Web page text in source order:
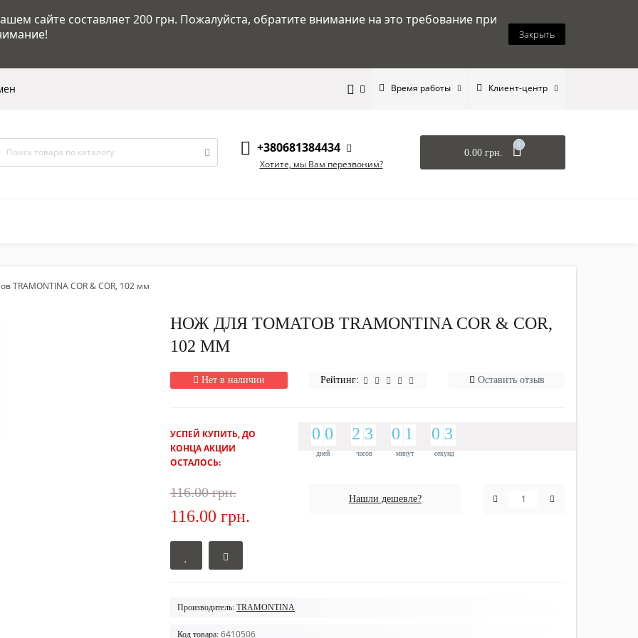
сайте составляет 200 грн. Пожалуйста, обратите внимание на это требование при
Закрыть
Время работы Клиент-центр
+380681384434
Хотите, мы Вам перезвоним?
0.00 грн.
0
TRAMONTINA COR & COR, 102 мм
НОЖ ДЛЯ ТОМАТОВ TRAMONTINA COR & COR,
102 ММ
Нет в наличии Рейтинг: Оставить отзыв
УСПЕЙ КУПИТЬ, ДО
КОНЦА АКЦИИ
ОСТАЛОСЬ:
дней
9
9
0
0 9
9
0
0
часов
1
1
2
2 2
2
3
3
минут
9
9
0
0 1
1
1
1
секунд
9
9
0
0 3
3
2
2
116.00 грн.
116.00 грн.
Нашли дешевле?
Производитель: TRAMONTINA
Код товара: 6410506